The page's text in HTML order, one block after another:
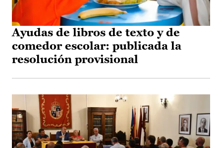
Ayudas de libros de texto y de
comedor escolar: publicada la
resolución provisional